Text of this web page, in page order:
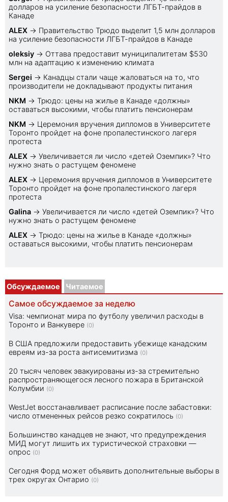
долларов на усиление безопасности ЛГБТ-прайдов в
Канаде
ALEX → Правительство Трюдо выделит 1,5 млн долларов
на усиление безопасности ЛГБТ-прайдов в Канаде
oleksiy → Оттава предоставит муниципалитетам $530
млн на адаптацию к изменению климата
Sеrgei → Канадцы стали чаще жаловаться на то, что
производители не докладывают продукты питания
NKM → Трюдо: цены на жилье в Канаде «должны»
оставаться высокими, чтобы платить пенсионерам
NKM → Церемония вручения дипломов в Университете
Торонто пройдет на фоне пропалестинского лагеря
протеста
ALEX → Увеличивается ли число «детей Оземпик»? Что
нужно знать о растущем феномене
ALEX → Церемония вручения дипломов в Университете
Торонто пройдет на фоне пропалестинского лагеря
протеста
Galina → Увеличивается ли число «детей Оземпик»? Что
нужно знать о растущем феномене
ALEX → Трюдо: цены на жилье в Канаде «должны»
оставаться высокими, чтобы платить пенсионерам
Обсуждаемое Читаемое
Самое обсуждаемое за неделю
Visa: чемпионат мира по футболу увеличил расходы в
Торонто и Ванкувере (0)
В США предложили предоставить убежище канадским
евреям из-за роста антисемитизма (0)
20 тысяч человек эвакуированы из-за стремительно
распространяющегося лесного пожара в Британской
Колумбии (0)
WestJet восстанавливает расписание после забастовки:
число отмененных рейсов резко сократилось (0)
Большинство канадцев не знают, что предупреждения
МИД могут лишить их туристической страховки —
опрос (0)
Сегодня Форд может объявить дополнительные выборы в
трех округах Онтарио (0)